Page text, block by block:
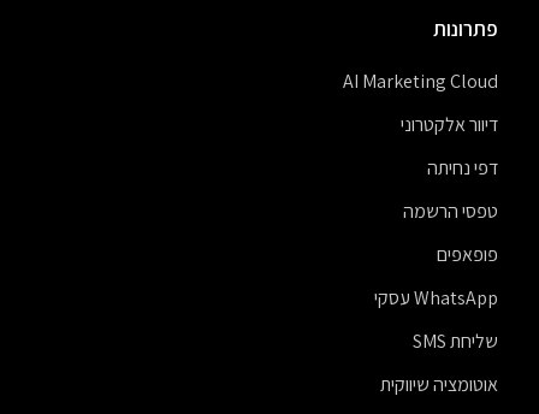
פתרונות
AI Marketing Cloud
דיוור אלקטרוני
דפי נחיתה
טפסי הרשמה
פופאפים
WhatsApp עסקי
שליחת SMS
אוטומציה שיווקית